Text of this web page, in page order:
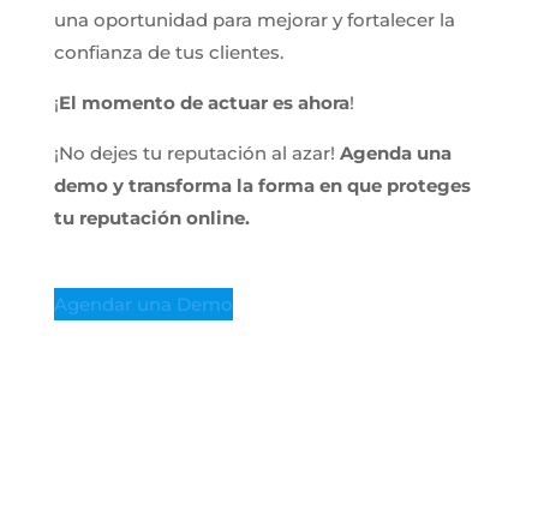
una oportunidad para mejorar y fortalecer la
confianza de tus clientes.
¡El momento de actuar es ahora!
¡No dejes tu reputación al azar! Agenda una
demo y transforma la forma en que proteges
tu reputación online.
Agendar una Demo